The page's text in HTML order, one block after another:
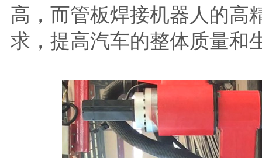
高，而管板焊接机器人的高
求，提高汽车的整体质量和